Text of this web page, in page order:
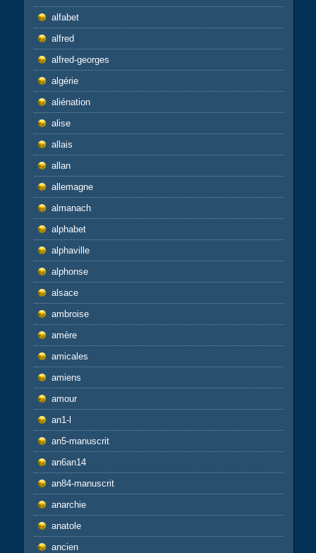
alfabet
alfred
alfred-georges
algérie
aliénation
alise
allais
allan
allemagne
almanach
alphabet
alphaville
alphonse
alsace
ambroise
amère
amicales
amiens
amour
an1-l
an5-manuscrit
an6an14
an84-manuscrit
anarchie
anatole
ancien